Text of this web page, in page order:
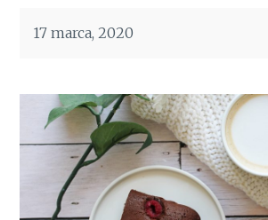
17 marca, 2020